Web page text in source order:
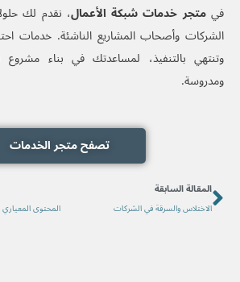
فيمتجر خدمات شبكة الأعمال، نقدم لك
الشركات وأصحاب المشاريع الناشئة. خدمات
وتنتهي بالتنفيذ، لمساعدتك في بناء
ومدروسة.
تصفح متجر الخدمات
Prev
المقالة السابقة
الاختلاس والسرقة في الشركات